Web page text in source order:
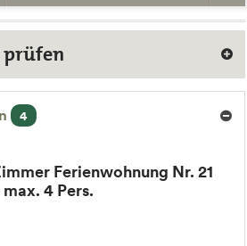
4
Ferienwohnung Nr. 21
4 Pers.